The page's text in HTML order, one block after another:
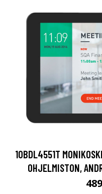
10BDL4551T
OHJELMISTON,